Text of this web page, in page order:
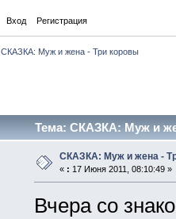
Вход Регистрация
СКАЗКА: Муж и жена - Три коровы
Тема: СКАЗКА: Муж и
СКАЗКА: Муж и жена -
« : 17 Июня 2011, 08:10:49 »
Вчера со